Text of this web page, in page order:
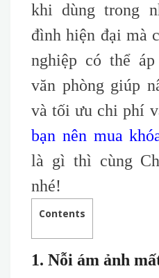
khi dùng trong
đình hiện đại mà
nghiệp có thể
văn phòng giúp
và tối ưu chi phí
bạn nên mua
là gì thì cùng
nhé!
Contents
1. Nỗi ám ảnh